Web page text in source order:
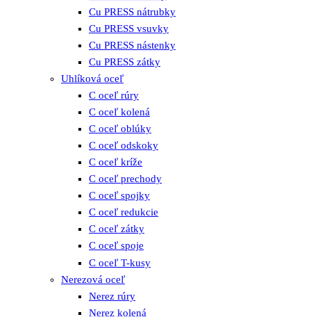
Cu PRESS nátrubky
Cu PRESS vsuvky
Cu PRESS nástenky
Cu PRESS zátky
Uhlíková oceľ
C oceľ rúry
C oceľ kolená
C oceľ oblúky
C oceľ odskoky
C oceľ kríže
C oceľ prechody
C oceľ spojky
C oceľ redukcie
C oceľ zátky
C oceľ spoje
C oceľ T-kusy
Nerezová oceľ
Nerez rúry
Nerez kolená